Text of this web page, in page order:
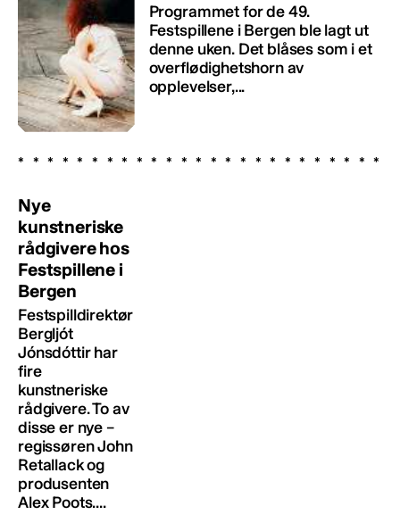
Programmet for de 49.
Festspillene i Bergen ble lagt ut
denne uken. Det blåses som i et
overflødighetshorn av
opplevelser,...
Nye
kunstneriske
rådgivere hos
Festspillene i
Bergen
Festspilldirektør
Bergljót
Jónsdóttir har
fire
kunstneriske
rådgivere. To av
disse er nye –
regissøren John
Retallack og
produsenten
Alex Poots....